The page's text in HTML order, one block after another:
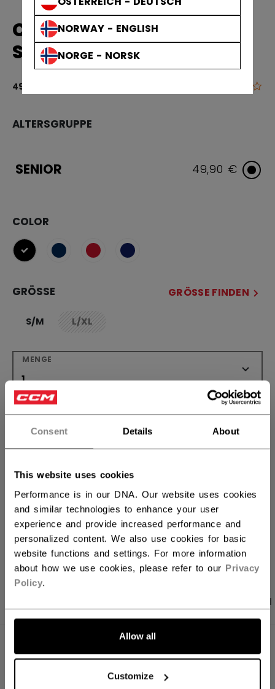
Consent Details About
This website uses cookies
Performance is in our DNA. Our website uses cookies
and similar technologies to enhance your user
experience and provide increased performance and
personalized content. We also use cookies for basic
website functions and settings. For more information
about how we use cookies, please refer to our Privacy
Policy.
Allow all
Customize
NORWAY - ENGLISH
NORGE - NORSK
CCM EISHOCKEY-HOSEN
SENIOR
49,90 € 4,5 von 5
ALTERSGRUPPE
SENIOR 49,90 €
COLOR
ausgewählt
GRÖSSE GRÖSSE FINDEN
S/M L/XLnot.available
MENGE
IN DEN WARENKORB
FILIALVERFÜGBARKEIT
Versandbestimmungen
Kostenfreie Rücksendungen
LINKS ZUM
BEWERTUNGEN
ANGABEN
PP25G-SR